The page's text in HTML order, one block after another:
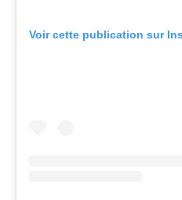
Voir cette publication sur